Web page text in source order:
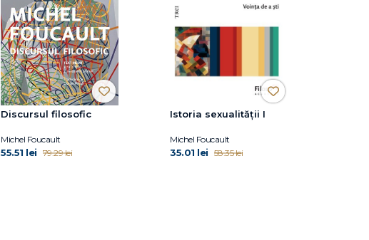
Discursul filosofic
Michel Foucault
55.51 lei 79.29 lei
Istoria sexualității I
Michel Foucault
35.01 lei 58.35 lei